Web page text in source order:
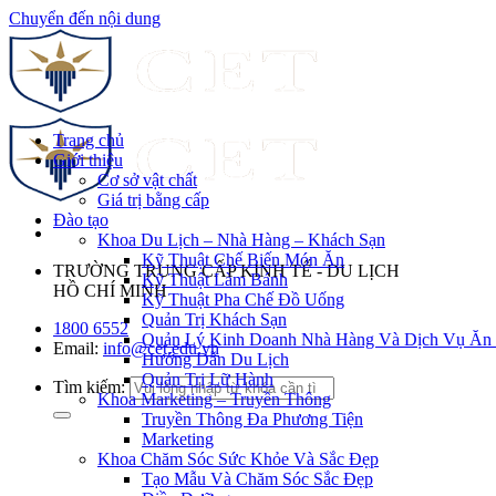
Chuyển đến nội dung
TRƯỜNG TRUNG CẤP KINH TẾ - DU LỊCH
HỒ CHÍ MINH
1800 6552
Email: info@cet.edu.vn
Tìm kiếm:
Trang chủ
Giới thiệu
Cơ sở vật chất
Giá trị bằng cấp
Đào tạo
Khoa Du Lịch – Nhà Hàng – Khách Sạn
Kỹ Thuật Chế Biến Món Ăn
Kỹ Thuật Làm Bánh
Kỹ Thuật Pha Chế Đồ Uống
Quản Trị Khách Sạn
Quản Lý Kinh Doanh Nhà Hàng Và Dịch Vụ Ăn
Hướng Dẫn Du Lịch
Quản Trị Lữ Hành
Khoa Marketing – Truyền Thông
Truyền Thông Đa Phương Tiện
Marketing
Khoa Chăm Sóc Sức Khỏe Và Sắc Đẹp
Tạo Mẫu Và Chăm Sóc Sắc Đẹp